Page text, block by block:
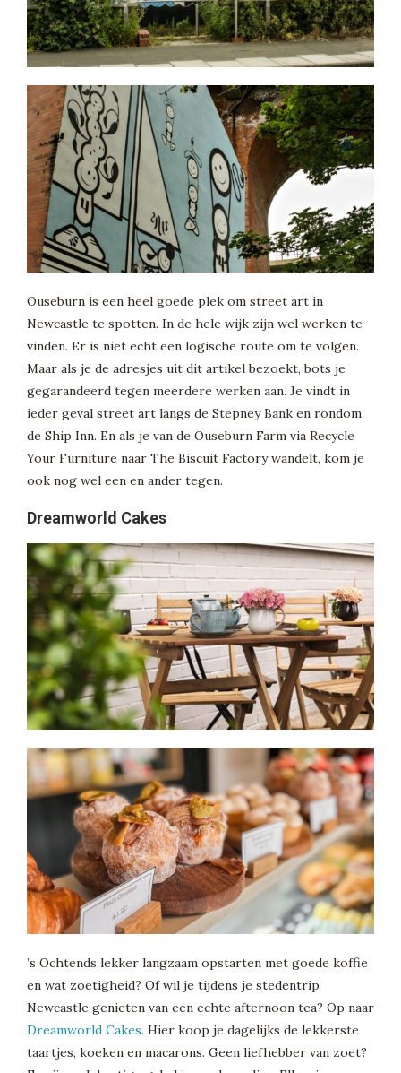
Ouseburn is een heel goede plek om street art in
Newcastle te spotten. In de hele wijk zijn wel werken te
vinden. Er is niet echt een logische route om te volgen.
Maar als je de adresjes uit dit artikel bezoekt, bots je
gegarandeerd tegen meerdere werken aan. Je vindt in
ieder geval street art langs de Stepney Bank en rondom
de Ship Inn. En als je van de Ouseburn Farm via Recycle
Your Furniture naar The Biscuit Factory wandelt, kom je
ook nog wel een en ander tegen.
Dreamworld Cakes
’s Ochtends lekker langzaam opstarten met goede koffie
en wat zoetigheid? Of wil je tijdens je stedentrip
Newcastle genieten van een echte afternoon tea? Op naar
Dreamworld Cakes. Hier koop je dagelijks de lekkerste
taartjes, koeken en macarons. Geen liefhebber van zoet?